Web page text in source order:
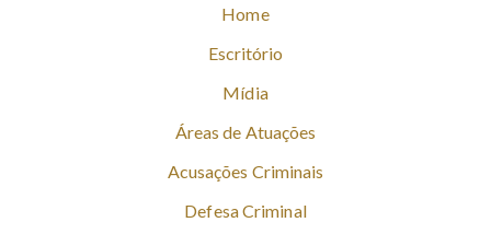
Home
Escritório
Mídia
Áreas de Atuações
Acusações Criminais
Defesa Criminal